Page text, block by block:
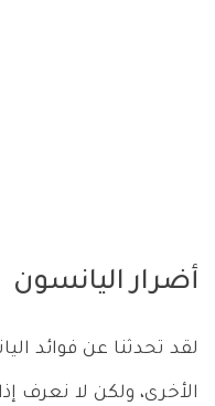
أضرار اليانسون
لقد تحدثنا عن فوائد
الأخرى، ولكن لا نعرف